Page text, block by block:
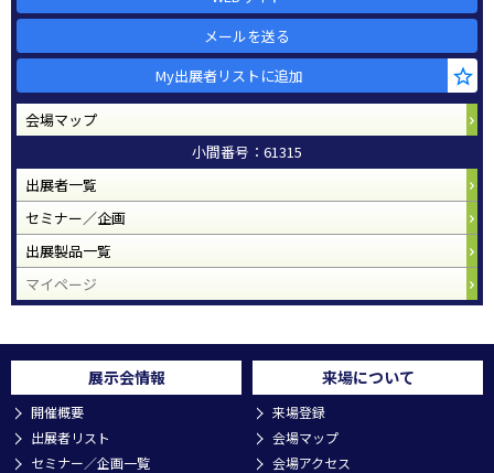
メールを送る
My出展者リストに追加
会場マップ
小間番号：61315
出展者一覧
セミナー／企画
出展製品一覧
マイページ
展示会情報
開催概要
出展者リスト
セミナー／企画一覧
来場について
来場登録
会場マップ
会場アクセス